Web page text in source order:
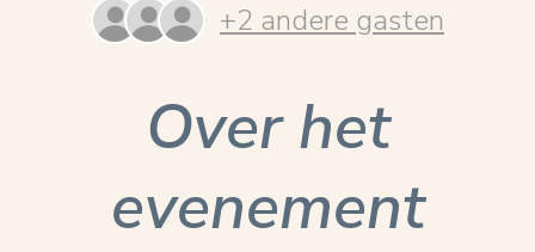
+2 andere gasten
Over het
evenement